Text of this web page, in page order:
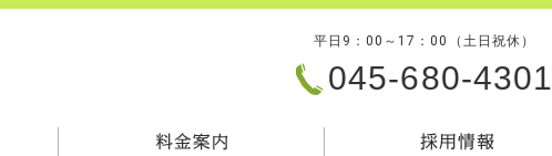
平日9：00～17：00（土日祝休）
045-680-4301